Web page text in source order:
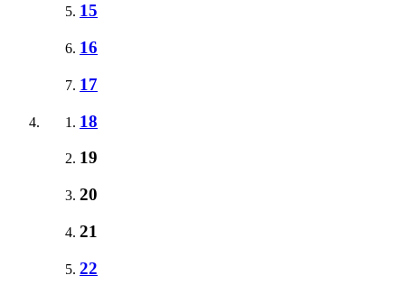
15
16
17
18
19
20
21
22